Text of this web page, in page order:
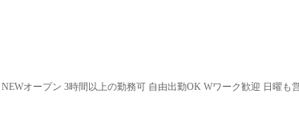
オープン 3時間以上の勤務可 自由出勤OK Wワーク歓迎 日曜も